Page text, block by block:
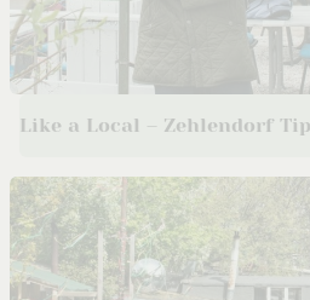
Like a Local – Zehlendorf